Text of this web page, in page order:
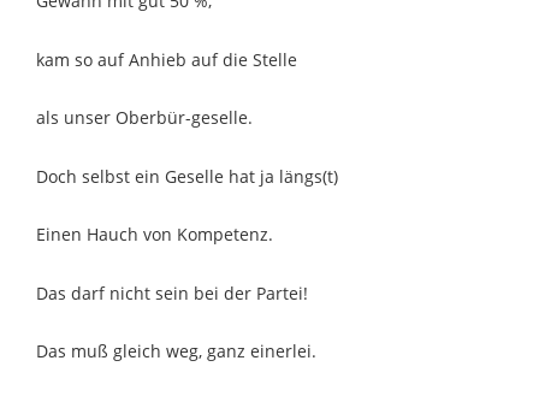
kam so auf Anhieb auf die Stelle
als unser Oberbür-geselle.
Doch selbst ein Geselle hat ja längs(t)
Einen Hauch von Kompetenz.
Das darf nicht sein bei der Partei!
Das muß gleich weg, ganz einerlei.